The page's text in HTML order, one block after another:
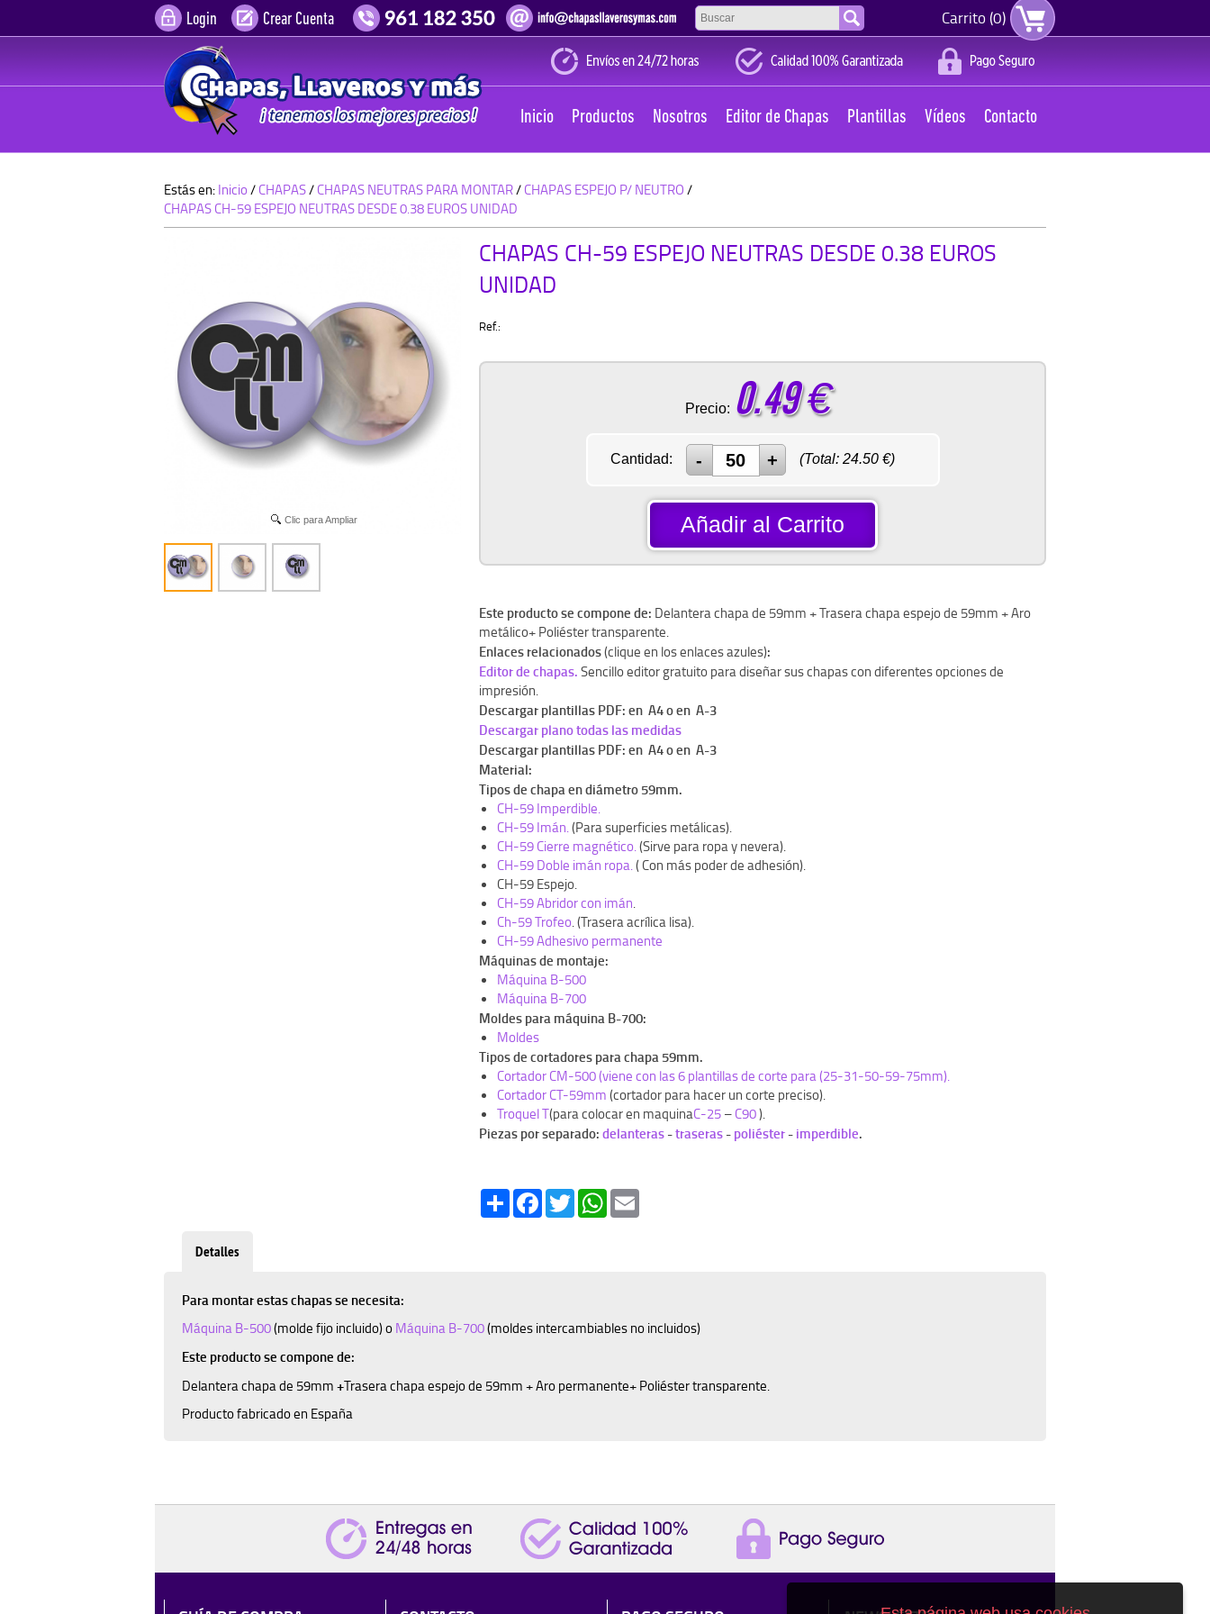
Login Crear Cuenta Carrito (0)
Nosotros Editor de Chapas Plantillas Vídeos Contacto
Productos
Inicio
Estás en:Inicio/CHAPAS/CHAPAS NEUTRAS PARA MONTAR/CHAPAS ESPEJO P/ NEUTRO/
CHAPAS CH-59 ESPEJO NEUTRAS DESDE 0.38 EUROS UNIDAD
Clic para Ampliar
CHAPAS CH-59 ESPEJO NEUTRAS DESDE 0.38 EUROS
UNIDAD
Ref.:
Precio: 0.49€
Cantidad: (Total: 24.50€)
Añadir al Carrito
Este producto se compone de: Delantera chapa de 59mm + Trasera chapa espejo de 59mm + Aro
metálico+ Poliéster transparente.
Enlaces relacionados(clique en los enlaces azules):
Editor de chapas.Sencillo editor gratuito para diseñar sus chapas con diferentes opciones de
impresión.
Descargar plantillas PDF: en A4 o en A-3
Descargar plano todas las medidas
Descargar plantillas PDF: en A4 o en A-3
Material:
Tipos de chapa en diámetro 59mm.
CH-59 Imperdible.
CH-59 Imán.(Para superficies metálicas).
CH-59 Cierre magnético.(Sirve para ropa y nevera).
CH-59 Doble imán ropa.( Con más poder de adhesión).
CH-59 Espejo.
CH-59 Abridor con imán.
Ch-59 Trofeo. (Trasera acrílica lisa).
CH-59 Adhesivo permanente
Máquinas de montaje:
Máquina B-500
Máquina B-700
Moldes para máquina B-700:
Moldes
Tipos de cortadores para chapa 59mm.
Cortador CM-500 (viene con las 6 plantillas de corte para (25-31-50-59-75mm).
Cortador CT-59mm(cortador para hacer un corte preciso).
Troquel T(para colocar en maquinaC-25–C90).
Piezas por separado:delanteras-traseras-poliéster-imperdible.
ShareFacebook
TwitterWhatsApp
Detalles
Para montar estas chapas se necesita:
Máquina B-500(molde fijo incluido) oMáquina B-700(moldes intercambiables no incluidos)
Este producto se compone de:
Delantera chapa de 59mm+Trasera chapa espejo de 59mm + Aro permanente+ Poliéster transparente.
Producto fabricado en España